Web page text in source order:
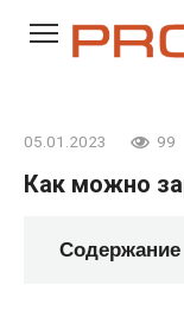
05.01.2023 99
Как можно
Содержание